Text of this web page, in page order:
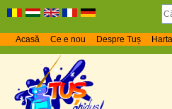
Acasă Ce e nou Despre Tuș